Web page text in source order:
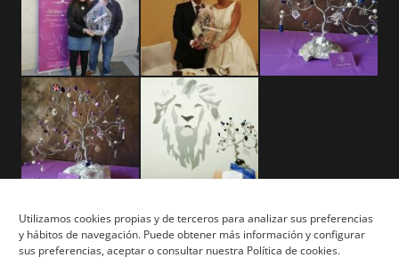
Utilizamos cookies propias y de terceros para analizar sus preferencias
y hábitos de navegación. Puede obtener más información y configurar
sus preferencias, aceptar o consultar nuestra Política de cookies.
Aviso Legal